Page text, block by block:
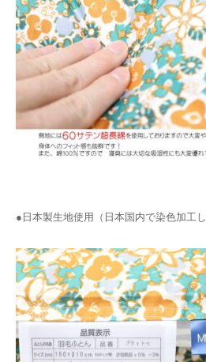
●日本製生地使用（日本国内で染色加工し